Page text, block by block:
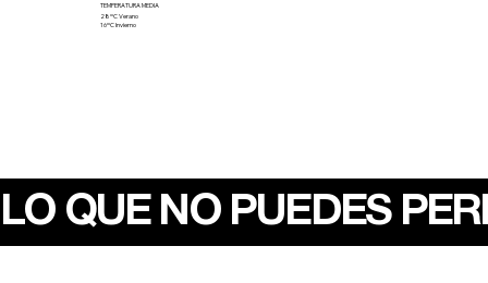
TEMPERATURA MEDIA
28ºC Verano
16ºC Invierno
LO QUE NO PUEDES